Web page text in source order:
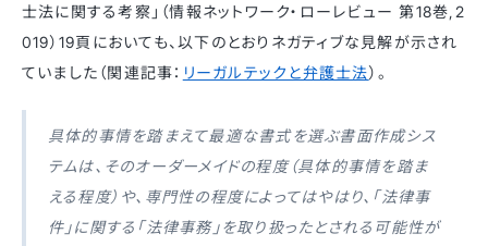
士法に関する考察」（情報ネットワーク・ローレビュー 第18巻,2
019）19頁においても、以下のとおりネガティブな見解が示され
ていました（関連記事： リーガルテックと弁護士法）。
具体的事情を踏まえて最適な書式を選ぶ書面作成シス
テムは、そのオーダーメイドの程度（具体的事情を踏ま
える程度）や、専門性の程度によってはやはり、「法律事
件」に関する「法律事務」を取り扱ったとされる可能性が